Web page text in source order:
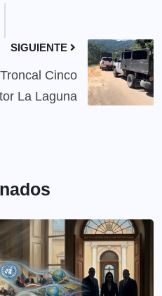
SIGUIENTE
Cinco
La Laguna